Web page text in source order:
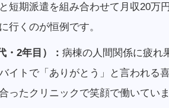
短期派遣を組み合わせて月収20万
行くのが恒例です。
・2年目）： 病棟の人間関係に疲れ
イトで「ありがとう」と言われる
ったクリニックで笑顔で働いていま